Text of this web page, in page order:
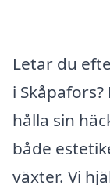
Letar du
i
hålla sin
både
växter. Vi